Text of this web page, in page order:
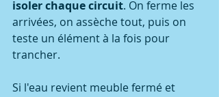
isoler chaque circuit. On ferme les
arrivées, on assèche tout, puis on
teste un élément à la fois pour
trancher.
Si l'eau revient meuble fermé et